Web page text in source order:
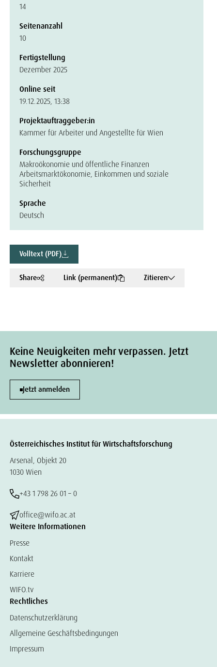
14
Seitenanzahl
10
Fertigstellung
Dezember 2025
Online seit
19.12.2025, 13:38
Projektauftraggeber:in
Kammer für Arbeiter und Angestellte für Wien
Forschungsgruppe
Makroökonomie und öffentliche Finanzen
Arbeitsmarktökonomie, Einkommen und soziale
Sicherheit
Sprache
Deutsch
Volltext (PDF)
Share Link (permanent) Zitieren
Keine Neuigkeiten mehr verpassen. Jetzt
Newsletter abonnieren!
Jetzt anmelden
Österreichisches Institut für Wirtschaftsforschung
Arsenal, Objekt 20
1030 Wien
+43 1 798 26 01 – 0
office@wifo.ac.at
Weitere Informationen
Presse
Kontakt
Karriere
WIFO.tv
Rechtliches
Datenschutzerklärung
Allgemeine Geschäftsbedingungen
Impressum